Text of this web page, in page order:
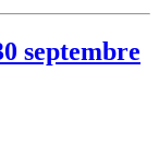
septembre